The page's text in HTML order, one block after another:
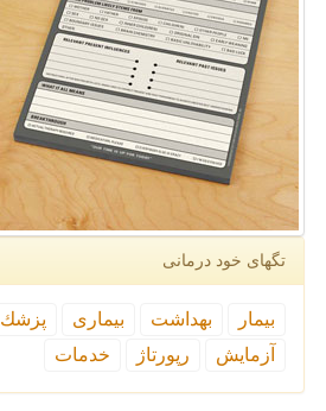
تگهای خود درمانی
بیمار بهداشت بیماری پزشك
آزمایش
رپورتاژ خدمات